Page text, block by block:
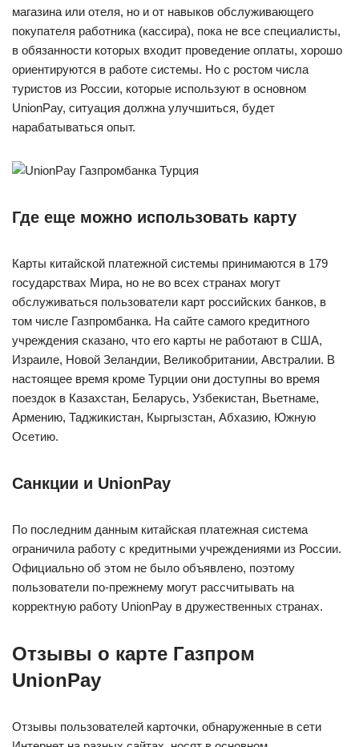
магазина или отеля, но и от навыков обслуживающего
покупателя работника (кассира), пока не все специалисты,
в обязанности которых входит проведение оплаты, хорошо
ориентируются в работе системы. Но с ростом числа
туристов из России, которые используют в основном
UnionPay, ситуация должна улучшиться, будет
нарабатываться опыт.
Где еще можно использовать карту
Карты китайской платежной системы принимаются в 179
государствах Мира, но не во всех странах могут
обслуживаться пользователи карт российских банков, в
том числе Газпромбанка. На сайте самого кредитного
учреждения сказано, что его карты не работают в США,
Израиле, Новой Зеландии, Великобритании, Австралии. В
настоящее время кроме Турции они доступны во время
поездок в Казахстан, Беларусь, Узбекистан, Вьетнаме,
Армению, Таджикистан, Кыргызстан, Абхазию, Южную
Осетию.
Санкции и UnionPay
По последним данным китайская платежная система
ограничила работу с кредитными учреждениями из России.
Официально об этом не было объявлено, поэтому
пользователи по-прежнему могут рассчитывать на
корректную работу UnionPay в дружественных странах.
Отзывы о карте Газпром
UnionPay
Отзывы пользователей карточки, обнаруженные в сети